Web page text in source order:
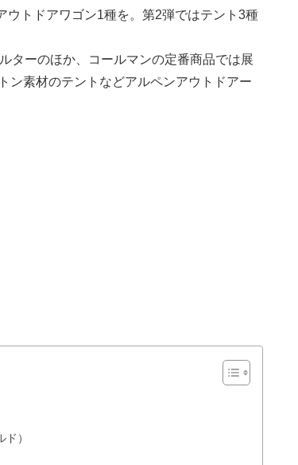
トドアワゴン1種を。第2弾ではテント3種
ターのほか、コールマンの定番商品では展
ン素材のテントなどアルペンアウトドアー
）